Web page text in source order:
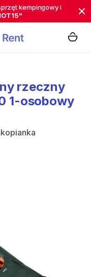
kempingowy i
rzeczny
1-osobowy